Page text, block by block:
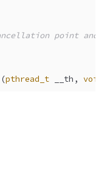
point and
(pthread_t __th, void